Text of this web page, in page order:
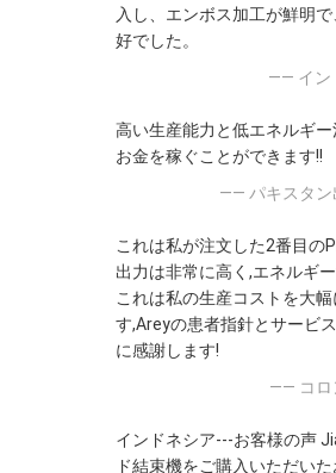
入し、エンボス加工が鮮明
好でした。
—— イン
高い生産能力と低エネルギ
お金を稼ぐことができます!!
—— パキスタン
これは私が注文した2番目の
出力は非常に高く,エネルギ
これは私の生産コストを大幅
す,Areyの患者指針とサービ
に感謝します!
—— コロ
インドネシア---お客様の声
ド結束機をご購入いただい